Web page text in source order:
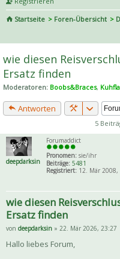
Startseite
Foren-Übersicht
he
wie diesen
Ersatz finden
Moderatoren: Boobs&Braces,
Antworten
5
deepdarksin
Forumaddict
Pronomen: sie/ihr
Beiträge: 5481
Registriert: 12. Mär 2008,
wie diesen
Ersatz finden
von deepdarksin » 22. Mär 2026, 23:27
Hallo liebes Forum,